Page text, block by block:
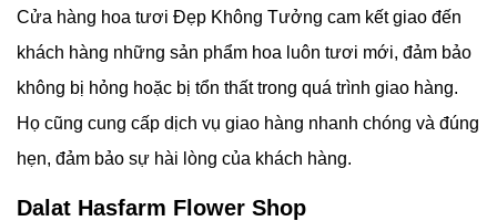
Cửa hàng hoa tươi Đẹp Không Tưởng cam kết giao đến
khách hàng những sản phẩm hoa luôn tươi mới, đảm bảo
không bị hỏng hoặc bị tổn thất trong quá trình giao hàng.
Họ cũng cung cấp dịch vụ giao hàng nhanh chóng và đúng
hẹn, đảm bảo sự hài lòng của khách hàng.
Dalat Hasfarm Flower Shop